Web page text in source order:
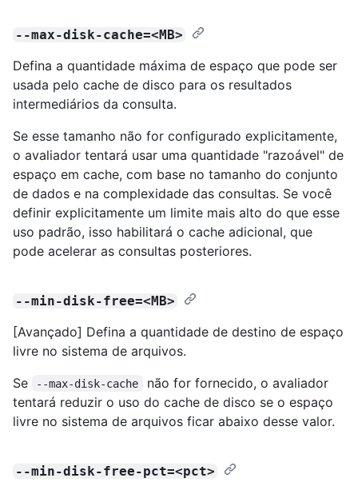
--max-disk-cache=<MB>
Defina a quantidade máxima de espaço que pode ser
usada pelo cache de disco para os resultados
intermediários da consulta.
Se esse tamanho não for configurado explicitamente,
o avaliador tentará usar uma quantidade "razoável" de
espaço em cache, com base no tamanho do conjunto
de dados e na complexidade das consultas. Se você
definir explicitamente um limite mais alto do que esse
uso padrão, isso habilitará o cache adicional, que
pode acelerar as consultas posteriores.
--min-disk-free=<MB>
[Avançado] Defina a quantidade de destino de espaço
livre no sistema de arquivos.
Se
--max-disk-cache
não for fornecido, o avaliador
tentará reduzir o uso do cache de disco se o espaço
livre no sistema de arquivos ficar abaixo desse valor.
--min-disk-free-pct=<pct>